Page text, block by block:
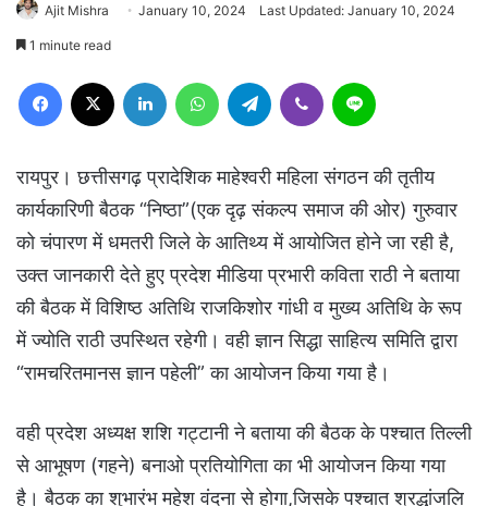
Ajit Mishra January 10, 2024 Last Updated: January 10, 2024
1 minute read
Facebook LinkedIn WhatsAppTelegram Viber
रायपुर। छत्तीसगढ़ प्रादेशिक माहेश्वरी महिला संगठन की तृतीय
कार्यकारिणी बैठक “निष्ठा”(एक दृढ़ संकल्प समाज की ओर) गुरुवार
को चंपारण में धमतरी जिले के आतिथ्य में आयोजित होने जा रही है,
उक्त जानकारी देते हुए प्रदेश मीडिया प्रभारी कविता राठी ने बताया
की बैठक में विशिष्ठ अतिथि राजकिशोर गांधी व मुख्य अतिथि के रूप
में ज्योति राठी उपस्थित रहेगी। वही ज्ञान सिद्धा साहित्य समिति द्वारा
“रामचरितमानस ज्ञान पहेली” का आयोजन किया गया है।
वही प्रदेश अध्यक्ष शशि गट्टानी ने बताया की बैठक के पश्चात तिल्ली
से आभूषण (गहने) बनाओ प्रतियोगिता का भी आयोजन किया गया
है। बैठक का शुभारंभ महेश वंदना से होगा,जिसके पश्चात श्रद्धांजलि